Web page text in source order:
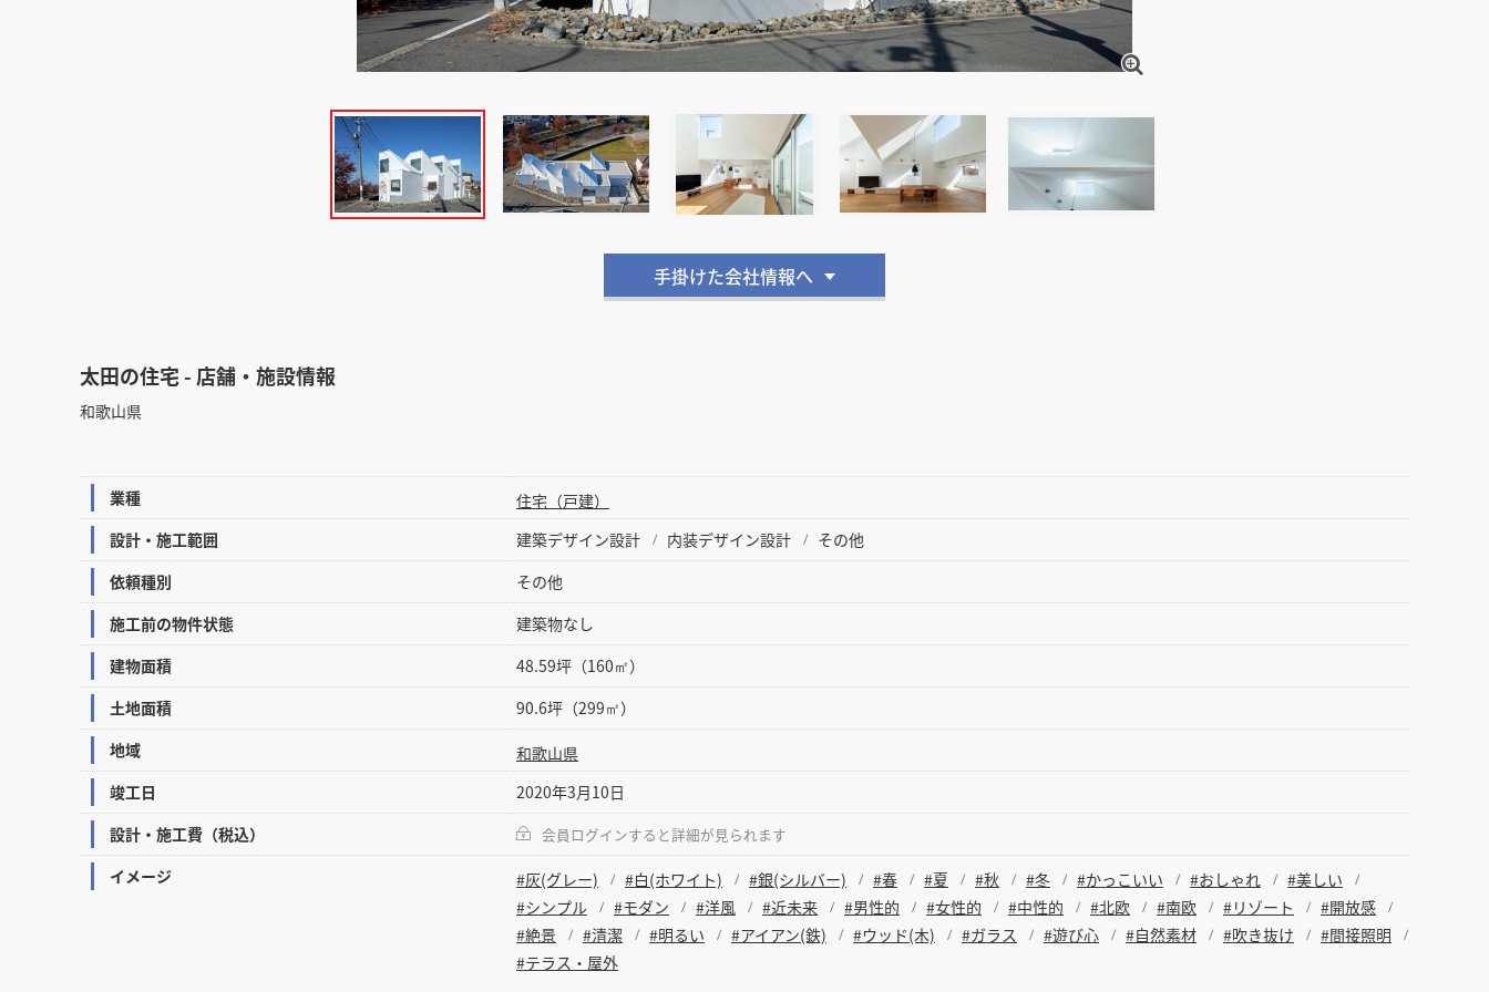
手掛けた会社情報へ
太田の住宅 - 店舗・施設情報
和歌山県
業種
住宅（戸建）
設計・施工範囲
建築デザイン設計 内装デザイン設計
その他
依頼種別
その他
施工前の物件状態
建築物なし
建物面積
48.59坪（160㎡）
土地面積
90.6坪（299㎡）
地域
和歌山県
竣工日
2020年3月10日
設計・施工費（税込）
会員ログインすると詳細が見られます
イメージ #灰(グレー) #白(ホワイト) #銀(シルバー) #春 #夏 #秋 #冬 #かっこいい #おしゃれ
#美しい
#シンプル
#モダン #洋風 #近未来 #男性的 #女性的 #中性的 #北欧 #南欧 #リゾート
#開放感
#絶景
#清潔 #明るい #アイアン(鉄) #ウッド(木) #ガラス #遊び心 #自然素材 #吹き抜け
#間接照明
#テラス・屋外